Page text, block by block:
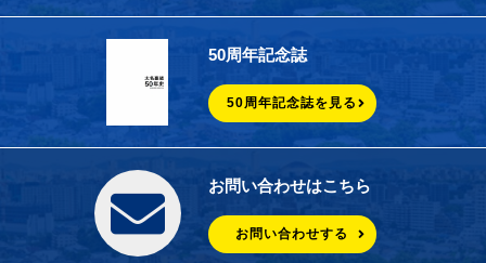
50周年記念誌
50周年記念誌を見る
お問い合わせはこちら
お問い合わせする